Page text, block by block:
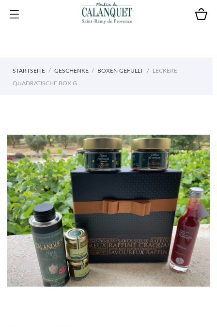
STARTSEITE GESCHENKE BOXEN GEFÜLLT LECKERE
QUADRATISCHE BOX G